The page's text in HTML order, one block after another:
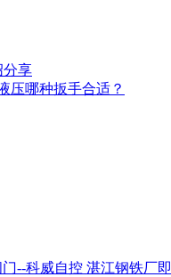
分享
压哪种扳手合适？
湛江钢铁厂